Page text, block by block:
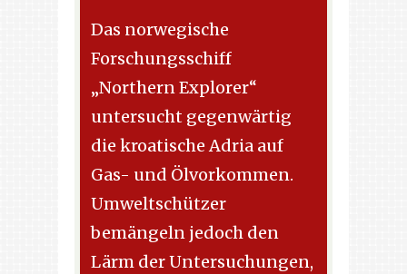
Das norwegische
Forschungsschiff
„Northern Explorer“
untersucht gegenwärtig
die kroatische Adria auf
Gas- und Ölvorkommen.
Umweltschützer
bemängeln jedoch den
Lärm der Untersuchungen,